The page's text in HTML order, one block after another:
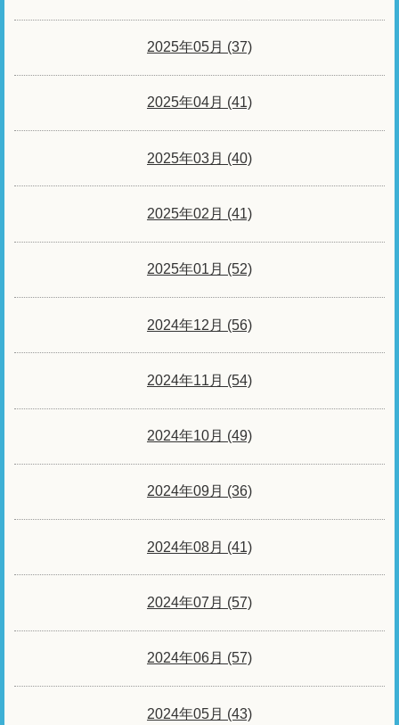
2025年05月 (37)
2025年04月 (41)
2025年03月 (40)
2025年02月 (41)
2025年01月 (52)
2024年12月 (56)
2024年11月 (54)
2024年10月 (49)
2024年09月 (36)
2024年08月 (41)
2024年07月 (57)
2024年06月 (57)
2024年05月 (43)